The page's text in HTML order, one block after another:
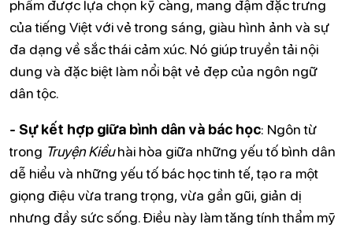
phẩm được lựa chọn kỹ càng, mang đậm đặc trưng
của tiếng Việt với vẻ trong sáng, giàu hình ảnh và sự
đa dạng về sắc thái cảm xúc. Nó giúp truyền tải nội
dung và đặc biệt làm nổi bật vẻ đẹp của ngôn ngữ
dân tộc.
- Sự kết hợp giữa bình dân và bác học: Ngôn từ
trong Truyện Kiềuhài hòa giữa những yếu tố bình dân
dễ hiểu và những yếu tố bác học tinh tế, tạo ra một
giọng điệu vừa trang trọng, vừa gần gũi, giản dị
nhưng đầy sức sống. Điều này làm tăng tính thẩm mỹ